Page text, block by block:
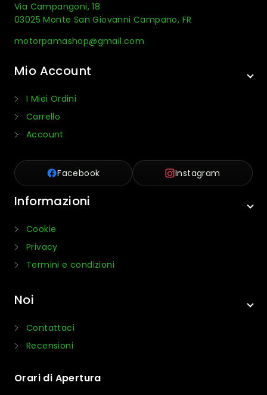
Via Campangoni, 18
03025 Monte San Giovanni Campano, FR
motorpamashop@gmail.com
Mio Account
I Miei Ordini
Carrello
Account
Facebook Instagram
Informazioni
Cookie
Privacy
Termini e condizioni
Noi
Contattaci
Recensioni
Orari di Apertura